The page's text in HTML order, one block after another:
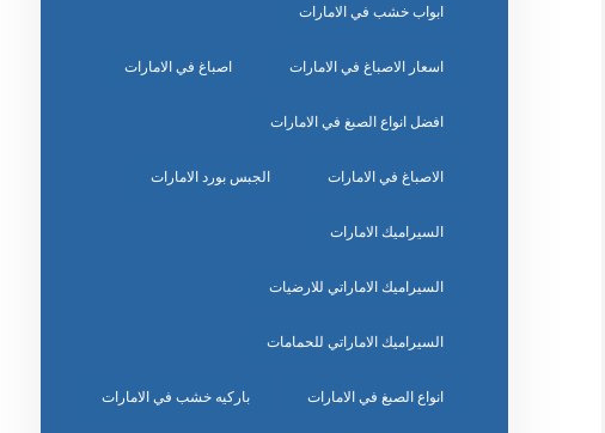
ابواب خشب في الامارات
اسعار الاصباغ في الامارات اصباغ في الامارات
افضل انواع الصبغ في الامارات
الاصباغ في الامارات الجبس بورد الامارات
السيراميك الامارات
السيراميك الاماراتي للارضيات
السيراميك الاماراتي للحمامات
انواع الصبغ في الامارات باركيه خشب في الامارات